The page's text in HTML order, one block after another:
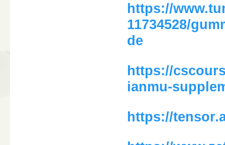
https://
11734528/
de
https://
ianmu-
https://